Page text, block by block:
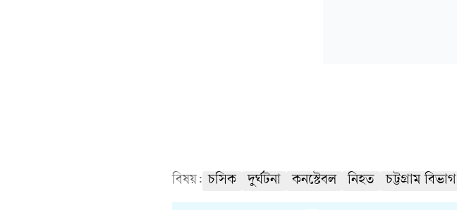
বিষয়: চসিক দুর্ঘটনা কনস্টেবল নিহত চট্টগ্রাম বিভাগ